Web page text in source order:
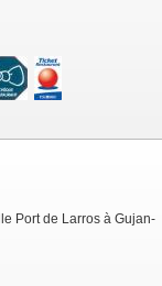
Port de Larros à Gujan-